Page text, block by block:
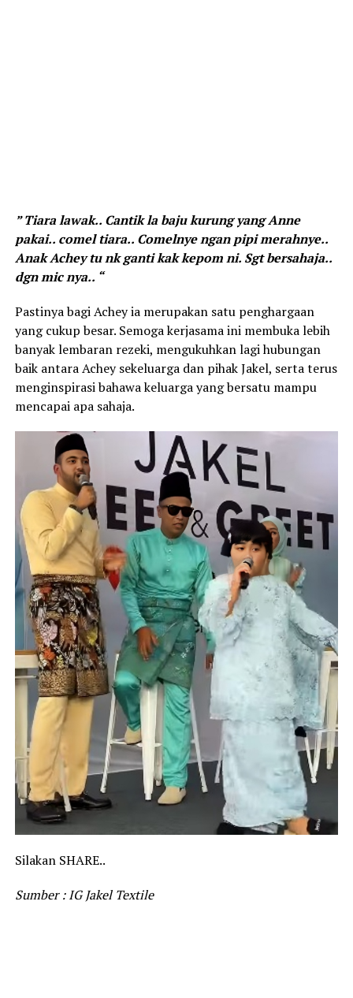
” Tiara lawak.. Cantik la baju kurung yang Anne
pakai.. comel tiara.. Comelnye ngan pipi merahnye..
Anak Achey tu nk ganti kak kepom ni. Sgt bersahaja..
dgn mic nya.. “
Pastinya bagi Achey ia merupakan satu penghargaan
yang cukup besar. Semoga kerjasama ini membuka lebih
banyak lembaran rezeki, mengukuhkan lagi hubungan
baik antara Achey sekeluarga dan pihak Jakel, serta terus
menginspirasi bahawa keluarga yang bersatu mampu
mencapai apa sahaja.
Silakan SHARE..
Sumber : IG Jakel Textile